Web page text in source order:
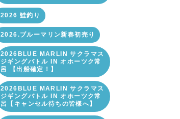
2026 鮭釣り
2026.ブルーマリン新春初売り
2026BLUE MARLIN サクラマス
ジギングバトル IN オホーツク常
呂 【出船確定！】
2026BLUE MARLIN サクラマス
ジギングバトル IN オホーツク常
呂【キャンセル待ちの皆様へ】